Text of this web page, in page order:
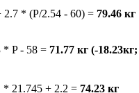
2.7 * (P/2.54 - 60) = 79.46 кг
* P - 58 = 71.77 кг (-18.23кг;
* 21.745 + 2.2 = 74.23 кг